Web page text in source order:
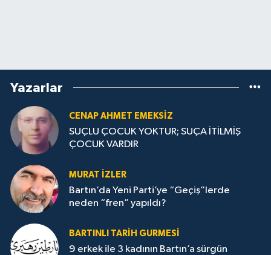
Yazarlar
CENAP AHMET EMEKSİZ
SUÇLU ÇOCUK YOKTUR; SUÇA İTİLMİŞ
ÇOCUK VARDIR
MURAT İZLER
Bartın’da Yeni Parti’ye “Geçiş”lerde
neden “fren” yapıldı?
BARTINLI TARIH GURMESI
9 erkek ile 3 kadının Bartın’a sürgün